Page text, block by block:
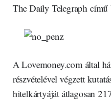
The Daily Telegraph
A Lovemoney.com által
részvételével végzett
hitelkártyáját átlagosan